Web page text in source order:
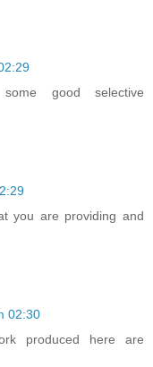
good selective
you are providing and
02:30
produced here are